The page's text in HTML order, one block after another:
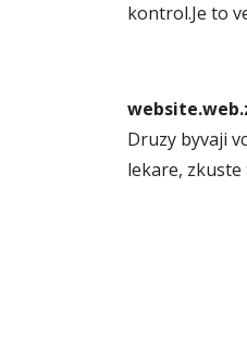
kontrol.Je to
Druzy byvaji
lekare,